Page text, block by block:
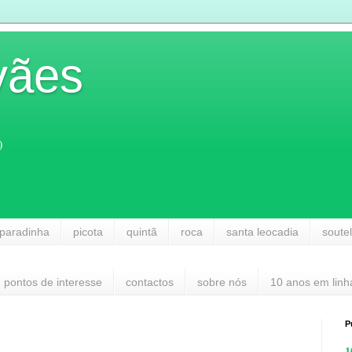
picota quintã roca santa leocadia
pontos de interesse contactos sobre nós 10 anos em